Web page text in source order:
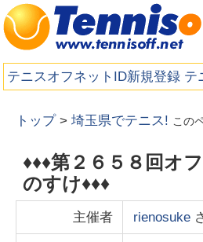
テニスオフネットID新規登録 テ
トップ >埼玉県でテニス! この
♦️♦️♦️第２６５８回オ
のすけ♦️♦️♦️
主催者 rienosuke